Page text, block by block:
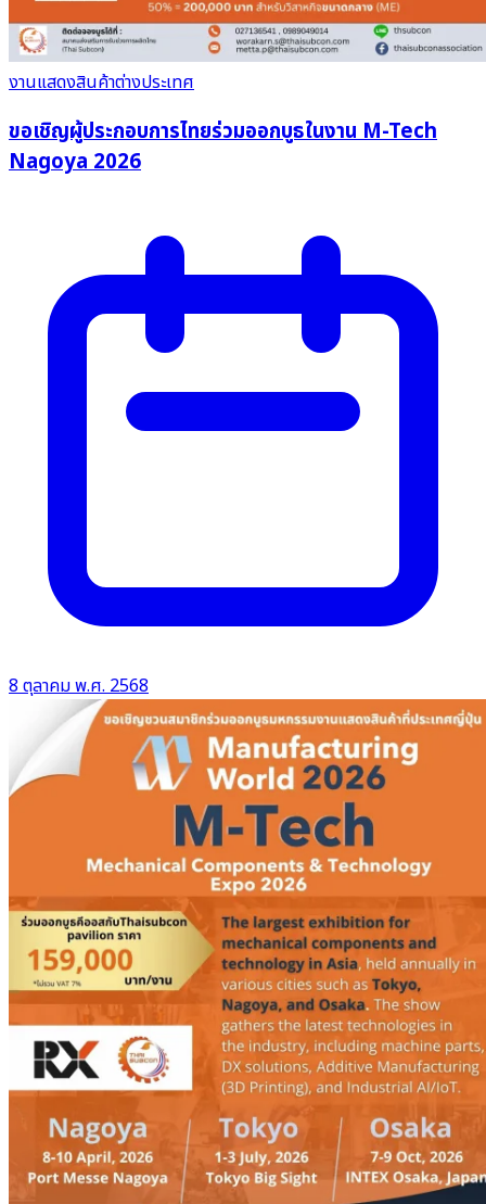
งานแสดงสินค้าต่างประเทศ
ขอเชิญผู้ประกอบการไทยร่วมออกบูธในงาน M-Tech
Nagoya 2026
8 ตุลาคม พ.ศ. 2568